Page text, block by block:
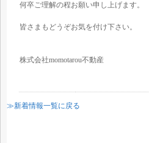
何卒ご理解の程お願い申し上げます。
皆さまもどうぞお気を付け下さい。
株式会社momotarou不動産
≫新着情報一覧に戻る